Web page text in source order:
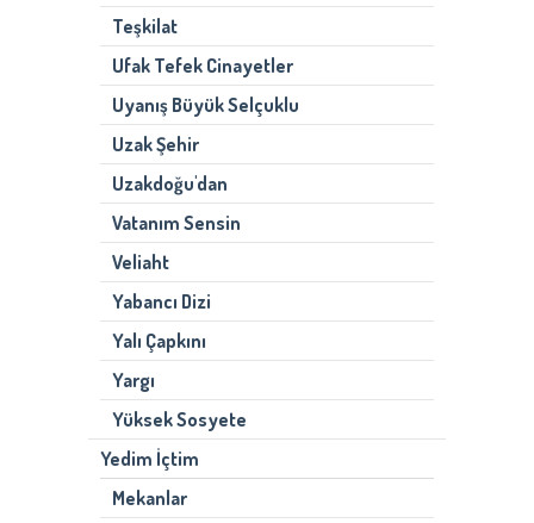
Teşkilat
Ufak Tefek Cinayetler
Uyanış Büyük Selçuklu
Uzak Şehir
Uzakdoğu'dan
Vatanım Sensin
Veliaht
Yabancı Dizi
Yalı Çapkını
Yargı
Yüksek Sosyete
Yedim İçtim
Mekanlar